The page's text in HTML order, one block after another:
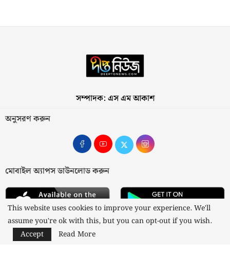
সম্পাদক: এস এম আকাশ
অনুসরণ করুন
মোবাইল অ্যাপস ডাউনলোড করুন
This website uses cookies to improve your experience. We'll
assume you're ok with this, but you can opt-out if you wish.
Accept
Read More